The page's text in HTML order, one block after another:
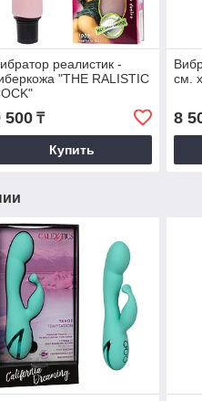
реалистик -
"THE RALISTIC
500₸
Купить
см.
8